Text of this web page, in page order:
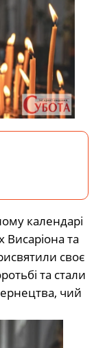
календарі
Висаріона та
своє
та стали
чий